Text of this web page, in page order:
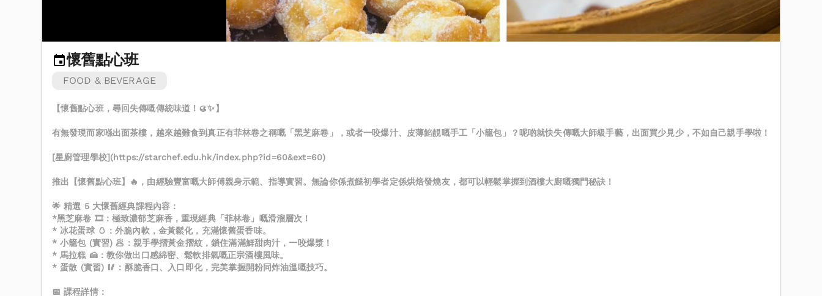
懷舊點心班
FOOD & BEVERAGE
【懷舊點心班，尋回失傳嘅傳統味道！🥮✨】
有無發現而家喺出面茶樓，越來越難食到真正有菲林卷之稱嘅「黑芝麻卷」，或者一咬爆汁、皮薄餡靚嘅手工「小籠包」？呢啲就快失傳嘅大師級手藝，出面買少見少，不如自己親手學啦！
[星廚管理學校](https://starchef.edu.hk/index.php?id=60&ext=60)
推出【懷舊點心班】🔥，由經驗豐富嘅大師傅親身示範、指導實習。無論你係煮餸初學者定係烘焙發燒友，都可以輕鬆掌握到酒樓大廚嘅獨門秘訣！
🌟 精選 5 大懷舊經典課程內容：
*黑芝麻卷 🎞️：極致濃郁芝麻香，重現經典「菲林卷」嘅滑溜層次！
* 冰花蛋球 🥚：外脆內軟，金黃鬆化，充滿懷舊蛋香味。
* 小籠包 (實習) 🥟：親手學摺黃金摺紋，鎖住滿滿鮮甜肉汁，一咬爆漿！
* 馬拉糕 🍰：教你做出口感綿密、鬆軟排氣嘅正宗酒樓風味。
* 蛋散 (實習) 🥢：酥脆香口、入口即化，完美掌握開粉同炸油溫嘅技巧。
📅 課程詳情：